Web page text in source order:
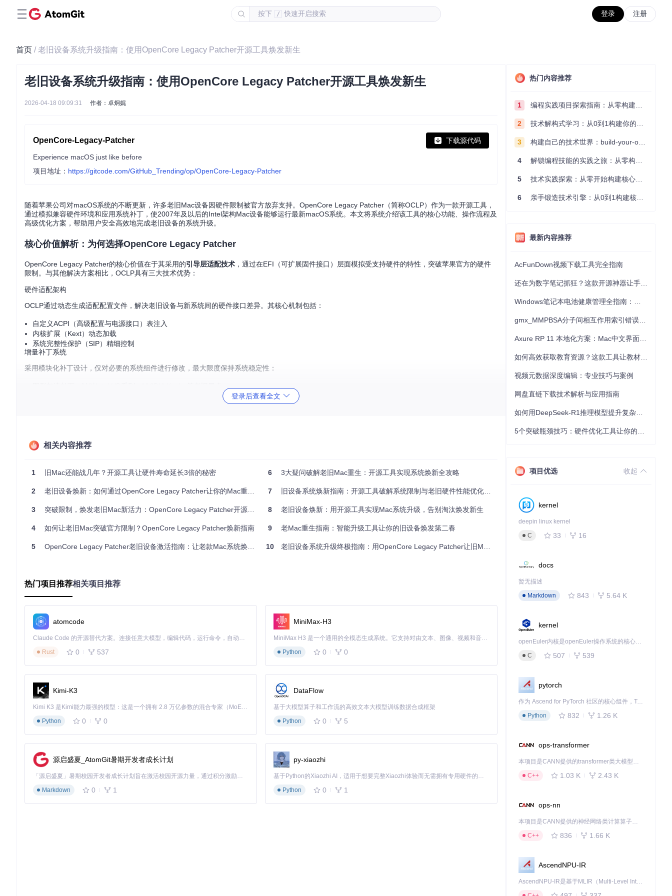
按下 / 快速开启搜索 登录 注册
首页 / 老旧设备系统升级指南：使用OpenCore Legacy Patcher开源工具焕发新生
老旧设备系统升级指南：使用OpenCore Legacy Patcher开源工具焕发新生
2026-04-18 09:09:31 作者：卓炯娓
OpenCore-Legacy-Patcher 下载源代码
Experience macOS just like before
项目地址： https://gitcode.com/GitHub_Trending/op/OpenCore-Legacy-Patcher
随着苹果公司对macOS系统的不断更新，许多老旧Mac设备因硬件限制被官方放弃支持。OpenCore Legacy Patcher（简称OCLP）作为一款开源工具，
通过模拟兼容硬件环境和应用系统补丁，使2007年及以后的Intel架构Mac设备能够运行最新macOS系统。本文将系统介绍该工具的核心功能、操作流程及
高级优化方案，帮助用户安全高效地完成老旧设备的系统升级。
核心价值解析：为何选择OpenCore Legacy Patcher
OpenCore Legacy Patcher的核心价值在于其采用的引导层适配技术 ，通过在EFI（可扩展固件接口）层面模拟受支持硬件的特性，突破苹果官方的硬件
限制。与其他解决方案相比，OCLP具有三大技术优势：
硬件适配架构
OCLP通过动态生成适配配置文件，解决老旧设备与新系统间的硬件接口差异。其核心机制包括：
自定义ACPI（高级配置与电源接口）表注入
内核扩展（Kext）动态加载
系统完整性保护（SIP）精细控制
增量补丁系统
采用模块化补丁设计，仅对必要的系统组件进行修改，最大限度保持系统稳定性：
自动化测试矩阵覆盖主流老旧硬件
与OpenCore引导程序同步更新
OCLP主界面提供直观的功能入口，包括OpenCore构建、根补丁应用、安装器创建等核心功能
兼容性评估与风险规避
硬件兼容性检测
从源码构建工具后启动图形界面
选择"Support"选项卡
运行"Hardware Scan"功能生成兼容性报告
关键兼容指标：
CPU支持：需要SSE4.2指令集支持（2008年后的Intel CPU）
内存要求：至少4GB RAM（推荐8GB及以上）
数据安全措施
使用Time Machine创建完整系统备份
创建可引导的macOS恢复盘
避免在电池电量低于50%时操作
确保网络连接稳定（下载系统文件需约6-12GB流量）
准备至少2小时连续操作时间
登录后查看全文
相关内容推荐
1 旧Mac还能战几年？开源工具让硬件寿命延长3倍的秘密
2 老旧设备焕新：如何通过OpenCore Legacy Patcher让你的Mac重获新生？
3 突破限制，焕发老旧Mac新活力：OpenCore Legacy Patcher开源工具焕新体验指南
4 如何让老旧Mac突破官方限制？OpenCore Legacy Patcher焕新指南
5 OpenCore Legacy Patcher老旧设备激活指南：让老款Mac系统焕新的完整方案
6 3大疑问破解老旧Mac重生：开源工具实现系统焕新全攻略
7 旧设备系统焕新指南：开源工具破解系统限制与老旧硬件性能优化全攻略
8 老旧设备焕新：用开源工具实现Mac系统升级，告别淘汰焕发新生
9 老Mac重生指南：智能升级工具让你的旧设备焕发第二春
10 老旧设备系统升级终极指南：用OpenCore Legacy Patcher让旧Mac焕发新生
热门项目推荐相关项目推荐
atomcode
Claude Code 的开源替代方案。连接任意大模型，编辑代码，运行命令，自动验证 — 全自动执行。用 Rust 构建，极致性能。 ｜ An open-source alternative to Claude Code. Connect any LLM, edit code, run commands, and verify changes — autonomously. Built in Rust for speed. Get Started
Rust
0 537
MiniMax-H3
MiniMax H3 是一个通用的全模态生成系统。它支持对由文本、图像、视频和音频组成的多模态上下文进行统一理解，并能生成分辨率高达 2K、时长可达 15 秒的带原生立体声音频的视频。得益于面向任务泛化的系统设计，H3 在预训练阶段就已具备广泛的多模态上下文理解与生成能力，能够出色地执行复杂的多模态指令。
Python
0 0
Kimi-K3
Kimi K3 是Kimi能力最强的模型：这是一个拥有 2.8 万亿参数的混合专家（MoE）模型，具备原生视觉理解能力，并支持 100 万 token 的上下文窗口。
Python
0 0
DataFlow
基于大模型算子和工作流的高效文本大模型训练数据合成框架
Python
0 5
源启盛夏_AtomGit暑期开发者成长计划
「源启盛夏」暑期校园开发者成长计划旨在激活校园开源力量，通过积分激励、认证扶持、资源倾斜等形式，引导高校组织和开发者完成「入驻 — 建项目 — 做贡献 — 获认证 — 得资源」的完整闭环。无论你是想带领社团入驻平台的组织者，还是希望用代码贡献证明自己的开发者，都能在这里找到属于你的成长路径。
Markdown
0 1
py-xiaozhi
基于Python的Xiaozhi AI，适用于想要完整Xiaozhi体验而无需拥有专用硬件的用户。
Python
0 1
热门内容推荐
1 编程实践项目探索指南：从零构建技术能力体系
2 技术解构式学习：从0到1构建你的编程知识体系
3 构建自己的技术世界：build-your-own-x项目的实践探索指南
4 解锁编程技能的实践之旅：从零构建你的技术世界
5 技术实践探索：从零开始构建核心系统的实践指南
6 亲手锻造技术引擎：从0到1构建核心系统的实践指南
最新内容推荐
AcFunDown视频下载工具完全指南
视频元数据深度编辑：专业技巧与案例
网盘直链下载技术解析与应用指南
项目优选 收起
kernel
deepin linux kernel
C
33 16
docs
暂无描述
Markdown
843 5.64 K
kernel
openEuler内核是openEuler操作系统的核心，既是系统性能与稳定性的基石，也是连接处理器、设备与服务的桥梁。
C
507 539
pytorch
作为 Ascend for PyTorch 社区的核心组件，TorchNPU 是昇腾专为 PyTorch 打造的深度学习适配插件，使 PyTorch 框架能够直接调用昇腾 NPU，为开发者提供昇腾 AI 处理器的超强算力。
Python
832 1.26 K
ops-transformer
本项目是CANN提供的transformer类大模型算子库，实现网络在NPU上加速计算。
C++
1.03 K 2.43 K
ops-nn
本项目是CANN提供的神经网络类计算算子库，实现网络在NPU上加速计算。
C++
836 1.66 K
AscendNPU-IR
AscendNPU-IR是基于MLIR（Multi-Level Intermediate Representation）构建的，面向昇腾亲和算子编译时使用的中间表示，提供昇腾完备表达能力，通过编译优化提升昇腾AI处理器计算效率，支持通过生态框架使能昇腾AI处理器与深度调优